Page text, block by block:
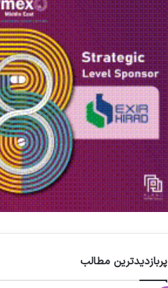
پربازدیدترین مطالب